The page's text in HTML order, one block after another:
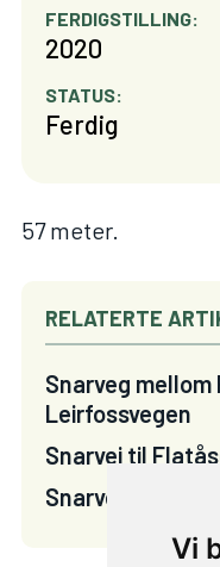
Vi
FERDIGSTILLING:
2020
STATUS:
Ferdig
57 meter.
RELATERTE
Snarveg mellom
Leirfossvegen
Snarvei til
Snarvei